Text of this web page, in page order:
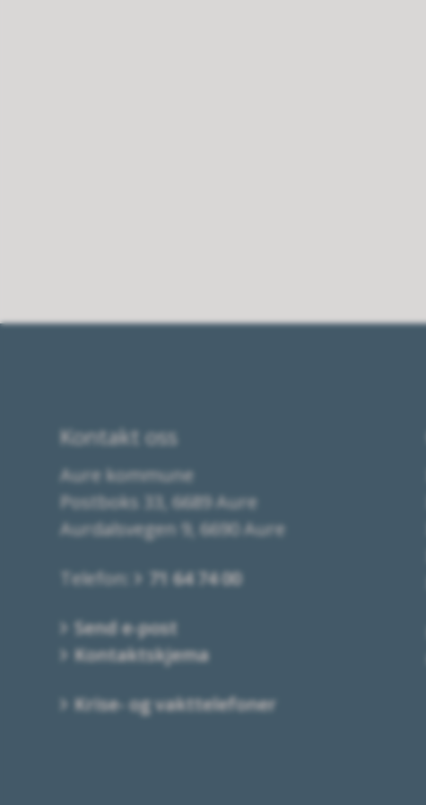
Kontakt oss
Aure kommune
Postboks 33, 6689 Aure
Aurdalsvegen 9, 6690 Aure
Telefon: 71 64 74 00
Send e-post
Kontaktskjema
Krise- og vakttelefoner